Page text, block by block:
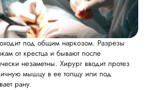
под общим наркозом. Разрезы
от крестца и бывают после
незаметны. Хирург вводит протез
мышцу в ее толщу или под
рану.